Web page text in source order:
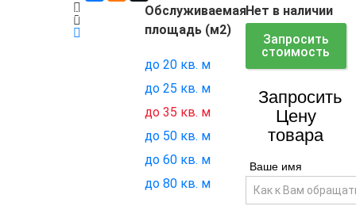
Код товара:
Нет в наличии
Запросить
стоимость
Запросить
Цену
товара
Ваше имя
Обслуживаемая
площадь (м2)
до 20 кв. м
до 25 кв. м
до 35 кв. м
до 50 кв. м
до 60 кв. м
до 80 кв. м